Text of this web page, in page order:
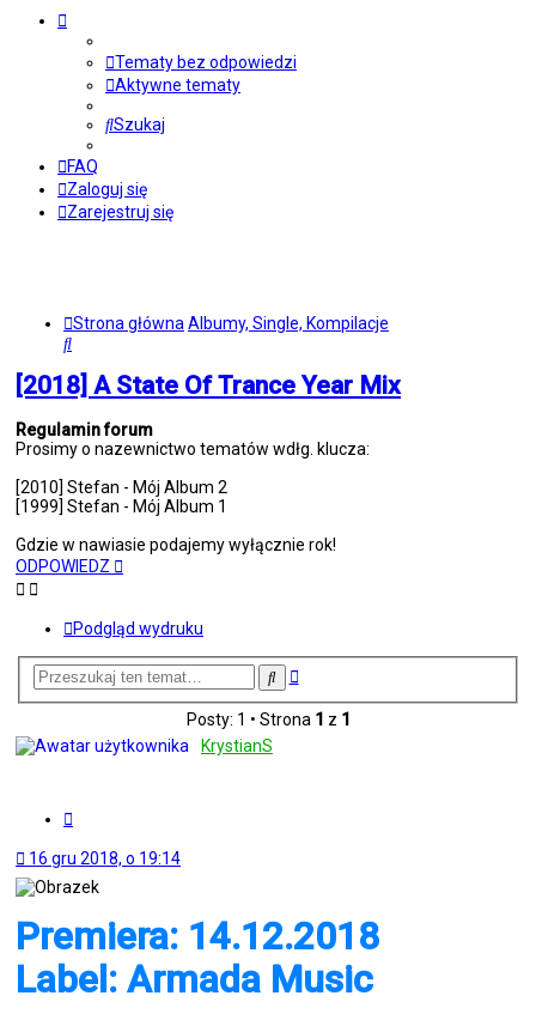
Tematy bez odpowiedzi
Aktywne tematy
Szukaj
FAQ
Zaloguj się
Zarejestruj się
Strona główna Albumy, Single, Kompilacje
Szukaj
[2018] A State Of Trance Year Mix
Regulamin forum
Prosimy o nazewnictwo tematów wdłg. klucza:
[2010] Stefan - Mój Album 2
[1999] Stefan - Mój Album 1
Gdzie w nawiasie podajemy wyłącznie rok!
ODPOWIEDZ
Podgląd wydruku
SzukajWyszukiwanie
Posty: 1 • Strona 1 z 1
KrystianS
16 gru 2018, o 19:14
Premiera: 14.12.2018
Label: Armada Music